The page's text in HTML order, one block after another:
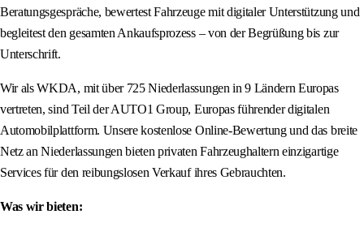
Beratungsgespräche, bewertest Fahrzeuge mit digitaler Unterstützung und
begleitest den gesamten Ankaufsprozess – von der Begrüßung bis zur
Unterschrift.
Wir als WKDA, mit über 725 Niederlassungen in 9 Ländern Europas
vertreten, sind Teil der AUTO1 Group, Europas führender digitalen
Automobilplattform. Unsere kostenlose Online-Bewertung und das breite
Netz an Niederlassungen bieten privaten Fahrzeughaltern einzigartige
Services für den reibungslosen Verkauf ihres Gebrauchten.
Was wir bieten: